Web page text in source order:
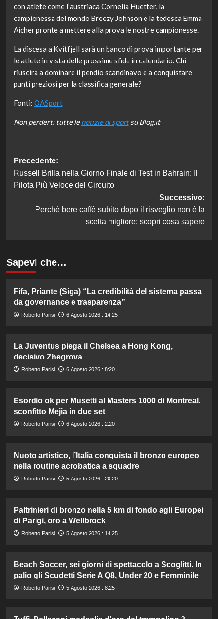
con atlete come l’austriaca Cornelia Huetter, la
campionessa del mondo Breezy Johnson e la tedesca Emma
Aicher pronte a mettere alla prova le nostre campionesse.
La discesa a Kvitfjell sarà un banco di prova importante per
le atlete in vista delle prossime sfide in calendario. Chi
riuscirà a dominare il pendio scandinavo e a conquistare
punti preziosi per la classifica generale?
Fonti: OASport
Non perderti tutte lenotizie di sportsu Blog.it
Navigazione
articolo
Precedente:
Russell Brilla nella Giorno Finale di Test in Bahrain: Il
Pilota Più Veloce del Circuito
Successivo:
Perché bere caffè subito dopo il risveglio non è la
scelta migliore: scopri cosa sapere
Sapevi che…
Fifa, Priante (Siga) “La credibilità del sistema passa
da governance e trasparenza”
Roberto Parisi 6 Agosto 2026 : 14:25
La Juventus piega il Chelsea a Hong Kong,
decisivo Zhegrova
Roberto Parisi 6 Agosto 2026 : 8:20
Esordio ok per Musetti al Masters 1000 di Montreal,
sconfitto Mejia in due set
Roberto Parisi 6 Agosto 2026 : 2:20
Nuoto artistico, l’Italia conquista il bronzo europeo
nella routine acrobatica a squadre
Roberto Parisi 5 Agosto 2026 : 20:20
Paltrinieri di bronzo nella 5 km di fondo agli Europei
di Parigi, oro a Wellbrock
Roberto Parisi 5 Agosto 2026 : 14:25
Beach Soccer, sei giorni di spettacolo a Scoglitti. In
palio gli Scudetti Serie A Q8, Under 20 e Femminile
Roberto Parisi 5 Agosto 2026 : 8:25